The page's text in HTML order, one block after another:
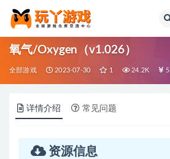
氧气/Oxygen（v1.026）
全部游戏 2023-07-30 1 24.2K 5
详情介绍 常见问题
资源信息